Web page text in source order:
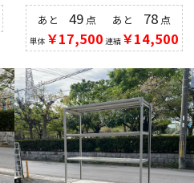
あと 49点
単体 ￥17,500
あと 78 点
連結￥14,500